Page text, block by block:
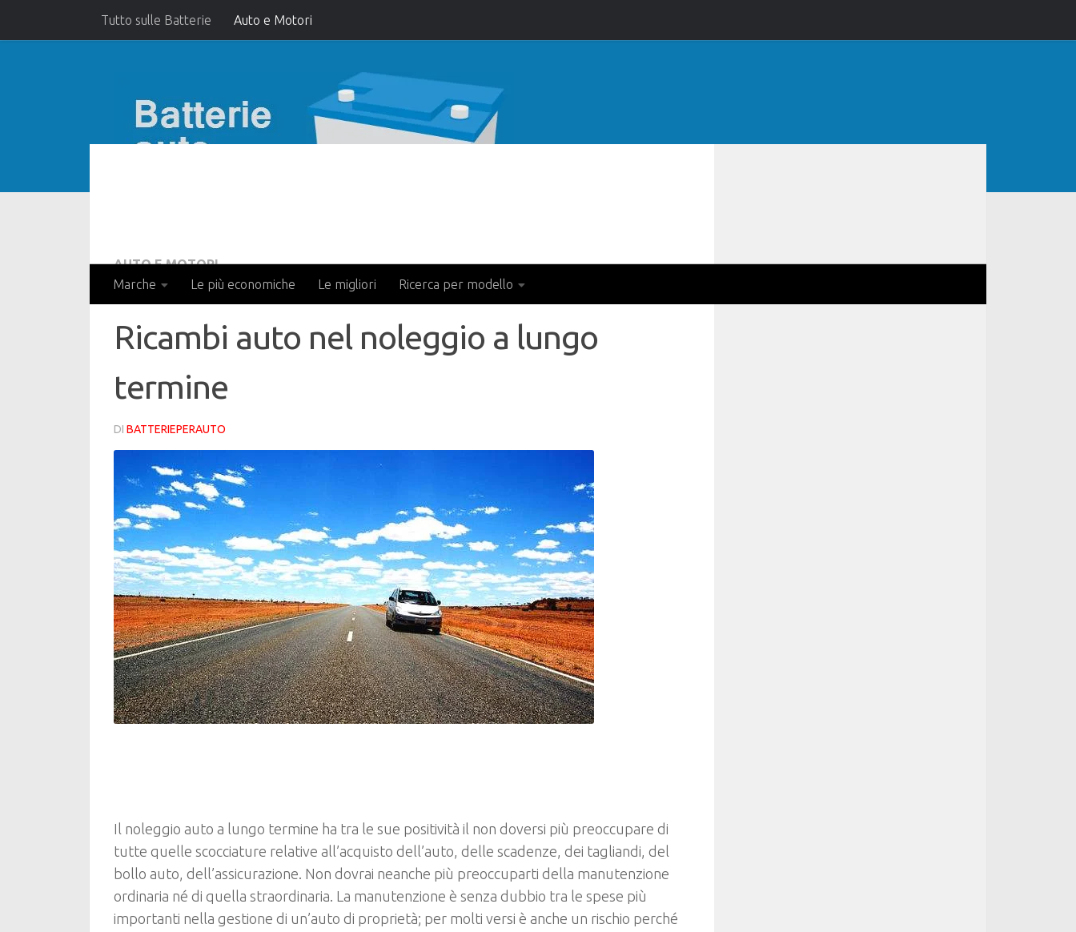
Tutto sulle Batterie Auto e Motori
Marche Le più economiche Le migliori Ricerca per modello
AUTO E MOTORI
Ricambi auto nel noleggio a lungo
termine
DI BATTERIEPERAUTO
Il noleggio auto a lungo termine ha tra le sue positività il non doversi più preoccupare di
tutte quelle scocciature relative all’acquisto dell’auto, delle scadenze, dei tagliandi, del
bollo auto, dell’assicurazione. Non dovrai neanche più preoccuparti della manutenzione
ordinaria né di quella straordinaria. La manutenzione è senza dubbio tra le spese più
importanti nella gestione di un’auto di proprietà; per molti versi è anche un rischio perché